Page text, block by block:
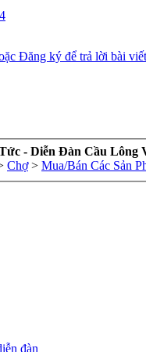
Đăng ký để trả lời bài
- Diễn Đàn Cầu Lông
Chợ > Mua/Bán Các Sản
đàn